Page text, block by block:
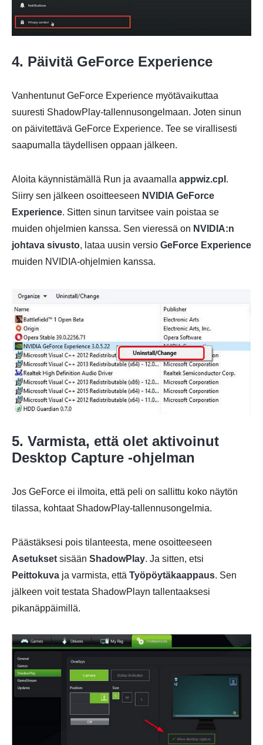
4. Päivitä GeForce Experience
Vanhentunut GeForce Experience myötävaikuttaa
suuresti ShadowPlay-tallennusongelmaan. Joten sinun
on päivitettävä GeForce Experience. Tee se virallisesti
saapumalla täydellisen oppaan jälkeen.
Aloita käynnistämällä Run ja avaamalla appwiz.cpl .
Siirry sen jälkeen osoitteeseen NVIDIA GeForce
Experience. Sitten sinun tarvitsee vain poistaa se
muiden ohjelmien kanssa. Sen vieressä on NVIDIA:n
johtava sivusto, lataa uusin versio GeForce Experience
muiden NVIDIA-ohjelmien kanssa.
5. Varmista, että olet aktivoinut
Desktop Capture -ohjelman
Jos GeForce ei ilmoita, että peli on sallittu koko näytön
tilassa, kohtaat ShadowPlay-tallennusongelmia.
Päästäksesi pois tilanteesta, mene osoitteeseen
Asetukset sisään ShadowPlay. Ja sitten, etsi
Peittokuva ja varmista, että Työpöytäkaappaus. Sen
jälkeen voit testata ShadowPlayn tallentaaksesi
pikanäppäimillä.